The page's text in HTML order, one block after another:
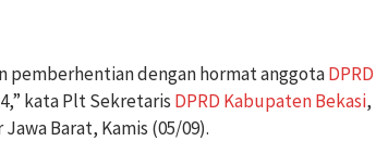
pemberhentian dengan hormat anggotaDPRD
kata Plt Sekretaris DPRD Kabupaten Bekasi,
Barat, Kamis (05/09).